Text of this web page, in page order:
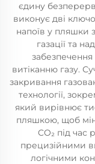
єдину
виконує дві
напоїв у пляшки
газації та
забезпечення
витіканню газу.
закривання
технології,
який вирівнює
пляшкою, щоб
CO₂ під
прецизійними
логічними